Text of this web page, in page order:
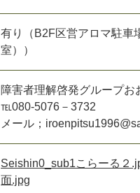
有り（B2F区営アロマ駐
室））
障害者理解啓発グループ
℡080-5076－3732
メール；
Seishin0_sub1こらーる２
面.jpg